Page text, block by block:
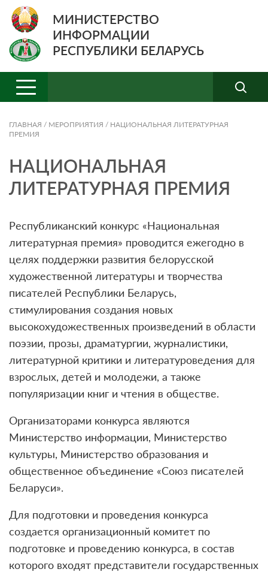
МИНИСТЕРСТВО
ИНФОРМАЦИИ
РЕСПУБЛИКИ БЕЛАРУСЬ
ГЛАВНАЯ / МЕРОПРИЯТИЯ / НАЦИОНАЛЬНАЯ ЛИТЕРАТУРНАЯ
ПРЕМИЯ
НАЦИОНАЛЬНАЯ
ЛИТЕРАТУРНАЯ ПРЕМИЯ
Республиканский конкурс «Национальная
литературная премия» проводится ежегодно в
целях поддержки развития белорусской
художественной литературы и творчества
писателей Республики Беларусь,
стимулирования создания новых
высокохудожественных произведений в области
поэзии, прозы, драматургии, журналистики,
литературной критики и литературоведения для
взрослых, детей и молодежи, а также
популяризации книг и чтения в обществе.
Организаторами конкурса являются
Министерство информации, Министерство
культуры, Министерство образования и
общественное объединение «Союз писателей
Беларуси».
Для подготовки и проведения конкурса
создается организационный комитет по
подготовке и проведению конкурса, в состав
которого входят представители государственных